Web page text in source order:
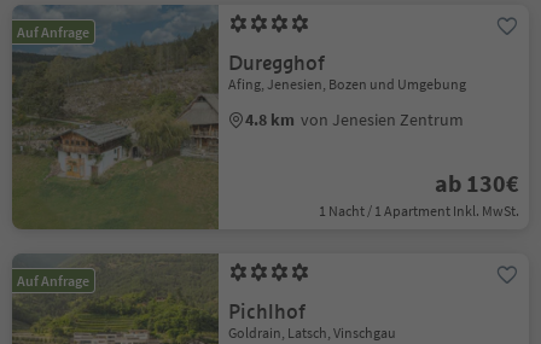
Auf Anfrage
Duregghof
Afing, Jenesien, Bozen und Umgebung
4.8 km von Jenesien Zentrum
ab 130€
1 Nacht / 1 Apartment Inkl. MwSt.
Auf Anfrage
Pichlhof
Goldrain, Latsch, Vinschgau